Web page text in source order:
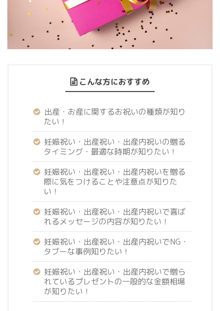
こんな方におすすめ
出産・お産に関するお祝いの種類が知り
たい！
妊娠祝い・出産祝い・出産内祝いの贈る
タイミング・最適な時期が知りたい！
妊娠祝い・出産祝い・出産内祝いを贈る
際に気をつけることや注意点が知りた
い！
妊娠祝い・出産祝い・出産内祝いで喜ば
れるメッセージの内容が知りたい！
妊娠祝い・出産祝い・出産内祝いでNG・
タブーな事例知りたい！
妊娠祝い・出産祝い・出産内祝いで贈ら
れているプレゼントの一般的な金額相場
が知りたい！